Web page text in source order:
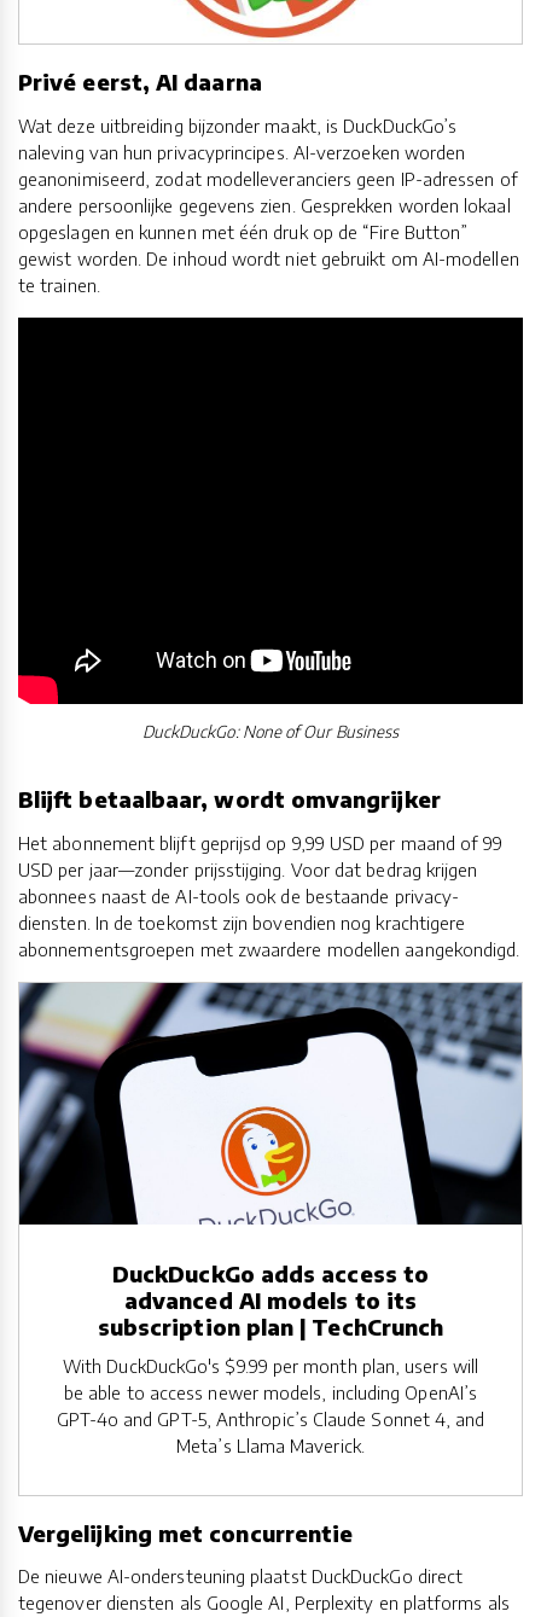
Privé eerst, AI daarna
Wat deze uitbreiding bijzonder maakt, is DuckDuckGo’s
naleving van hun privacyprincipes. AI-verzoeken worden
geanonimiseerd, zodat modelleveranciers geen IP-adressen of
andere persoonlijke gegevens zien. Gesprekken worden lokaal
opgeslagen en kunnen met één druk op de “Fire Button”
gewist worden. De inhoud wordt niet gebruikt om AI-modellen
te trainen.
DuckDuckGo: None of Our Business
Blijft betaalbaar, wordt omvangrijker
Het abonnement blijft geprijsd op 9,99 USD per maand of 99
USD per jaar—zonder prijsstijging. Voor dat bedrag krijgen
abonnees naast de AI-tools ook de bestaande privacy-
diensten. In de toekomst zijn bovendien nog krachtigere
abonnementsgroepen met zwaardere modellen aangekondigd.
DuckDuckGo adds access to
advanced AI models to its
subscription plan | TechCrunch
With DuckDuckGo's $9.99 per month plan, users will
be able to access newer models, including OpenAI’s
GPT-4o and GPT-5, Anthropic’s Claude Sonnet 4, and
Meta’s Llama Maverick.
Vergelijking met concurrentie
De nieuwe AI-ondersteuning plaatst DuckDuckGo direct
tegenover diensten als Google AI, Perplexity en platforms als